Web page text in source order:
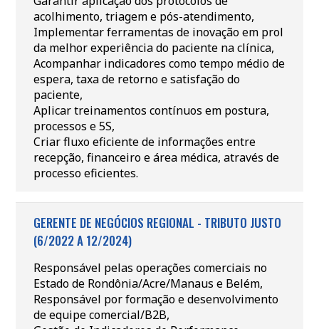
acolhimento, triagem e pós-atendimento,
Implementar ferramentas de inovação em prol
da melhor experiência do paciente na clínica,
Acompanhar indicadores como tempo médio de
espera, taxa de retorno e satisfação do
paciente,
Aplicar treinamentos contínuos em postura,
processos e 5S,
Criar fluxo eficiente de informações entre
recepção, financeiro e área médica, através de
processo eficientes.
GERENTE DE NEGÓCIOS REGIONAL - TRIBUTO JUSTO
(6/2022 A 12/2024)
Responsável pelas operações comerciais no
Estado de Rondônia/Acre/Manaus e Belém,
Responsável por formação e desenvolvimento
de equipe comercial/B2B,